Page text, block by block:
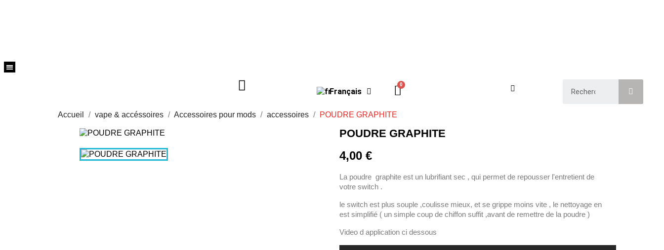
Français
Accueil vape & accéssoires Accessoires pour mods accessoires POUDRE GRAPHITE
POUDRE GRAPHITE
4,00 €
La poudre graphite est un lubrifiant sec , qui permet de repousser l'entretient de
votre switch .
le switch est plus souple ,coulisse mieux, et se grippe moins vite , le nettoyage en
est simplifié ( un simple coup de chiffon suffit ,avant de remettre de la poudre )
Video d application ci dessous